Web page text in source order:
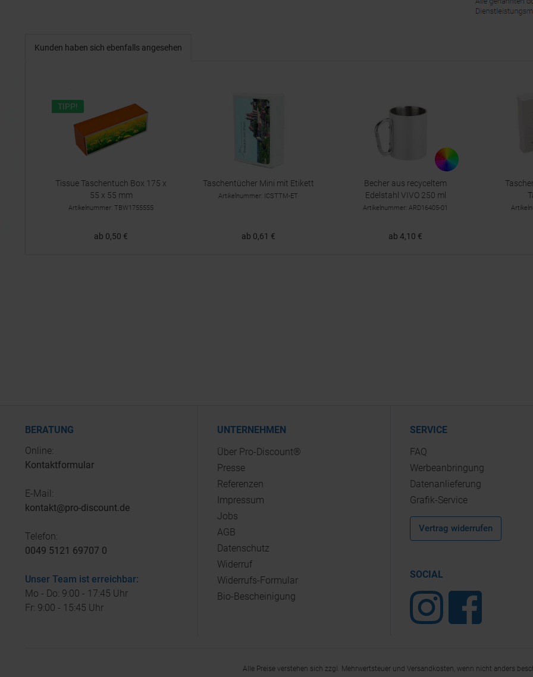
Kunden haben sich ebenfalls angesehen
TIPP!
Tissue Taschentuch Box 175 x
55 x 55 mm
Artikelnummer: TBW1755555
ab 0,50 €
Taschentücher Mini mit Etikett
Artikelnummer: ICSTTM-ET
ab 0,61 €
Becher aus recyceltem
Edelstahl VIVO 250 ml
Artikelnummer: ARD16405-01
ab 4,10 €
BERATUNG
Online:
Kontaktformular
E-Mail:
kontakt@pro-discount.de
Telefon:
0049 5121 69707 0
Unser Team ist erreichbar:
Mo - Do: 9:00 - 17:45 Uhr
Fr: 9:00 - 15:45 Uhr
UNTERNEHMEN
Über Pro-Discount®
Presse
Referenzen
Impressum
Jobs
AGB
Datenschutz
Widerruf
Widerrufs-Formular
Bio-Bescheinigung
SERVICE
FAQ
Werbeanbringung
Datenanlieferung
Grafik-Service
Vertrag widerrufen
SOCIAL
Alle Preise verstehen sich zzgl. Mehrwertsteuer und Versandkosten, wenn nicht anders